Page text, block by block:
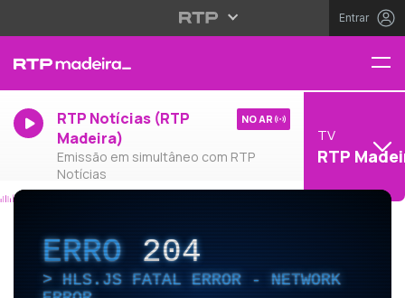
Entrar
RTP Notícias (RTP
Madeira)
Emissão em simultâneo com RTP
Notícias
NO AR
TV
RTP
ERRO204
HLS.JS FATAL ERROR - NETWORK